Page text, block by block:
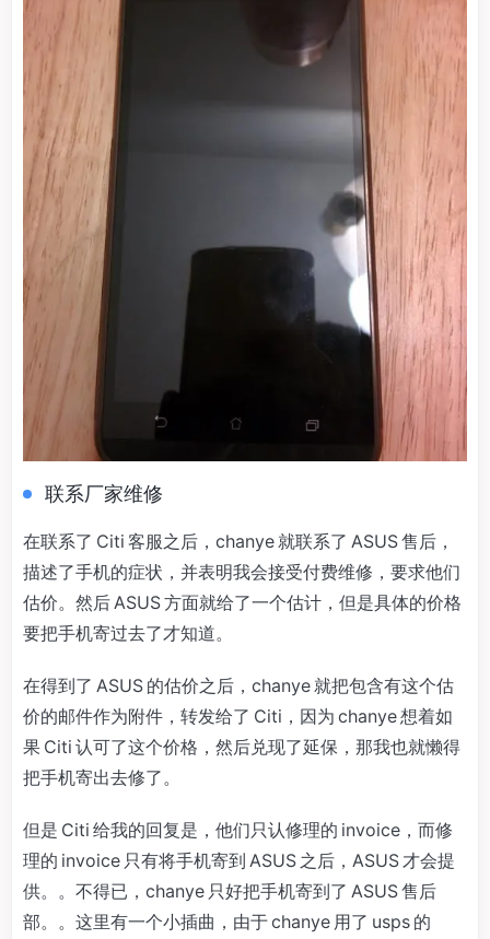
联系厂家维修
在联系了 Citi 客服之后，chanye 就联系了 ASUS 售后，
描述了手机的症状，并表明我会接受付费维修，要求他们
估价。然后 ASUS 方面就给了一个估计，但是具体的价格
要把手机寄过去了才知道。
在得到了 ASUS 的估价之后，chanye 就把包含有这个估
价的邮件作为附件，转发给了 Citi，因为 chanye 想着如
果 Citi 认可了这个价格，然后兑现了延保，那我也就懒得
把手机寄出去修了。
但是 Citi 给我的回复是，他们只认修理的 invoice，而修
理的 invoice 只有将手机寄到 ASUS 之后，ASUS 才会提
供。。不得已，chanye 只好把手机寄到了 ASUS 售后
部。。这里有一个小插曲，由于 chanye 用了 usps 的